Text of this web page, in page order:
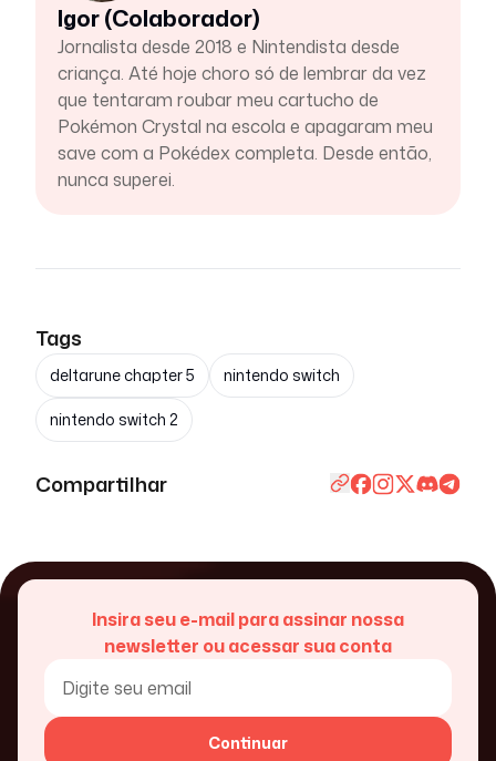
Igor (Colaborador)
Jornalista desde 2018 e Nintendista desde
criança. Até hoje choro só de lembrar da vez
que tentaram roubar meu cartucho de
Pokémon Crystal na escola e apagaram meu
save com a Pokédex completa. Desde então,
nunca superei.
Tags
deltarune chapter 5 nintendo switch
nintendo switch 2
Compartilhar
Insira seu e-mail para assinar nossa
newsletter ou acessar sua conta
Continuar